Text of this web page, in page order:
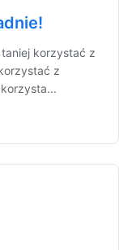
korzystać z
z